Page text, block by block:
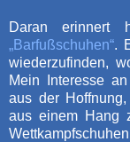
Daran
„Barfußschuhen“.
wiederzufinden,
Mein Interesse
aus der
aus einem Hang